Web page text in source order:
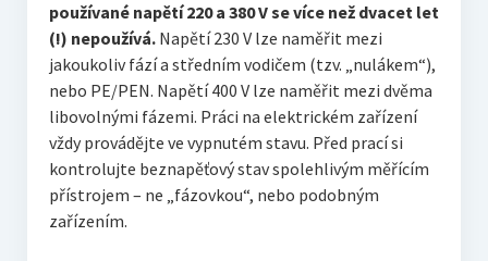
používané napětí 220 a 380 V se více než dvacet let
(!) nepoužívá.Napětí 230 V lze naměřit mezi
jakoukoliv fází a středním vodičem (tzv. „nulákem“),
nebo PE/PEN. Napětí 400 V lze naměřit mezi dvěma
libovolnými fázemi. Práci na elektrickém zařízení
vždy provádějte ve vypnutém stavu. Před prací si
kontrolujte beznapěťový stav spolehlivým měřícím
přístrojem – ne „fázovkou“, nebo podobným
zařízením.